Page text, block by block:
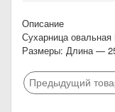
Описание
Сухарница
Размеры: Длина —
Предыдущий